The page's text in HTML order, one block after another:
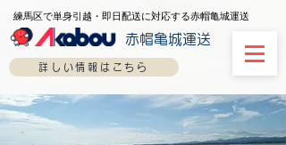
赤帽亀城運送
詳しい情報はこちら
練馬区で単身引越・即日配送に対応する赤帽亀城運送